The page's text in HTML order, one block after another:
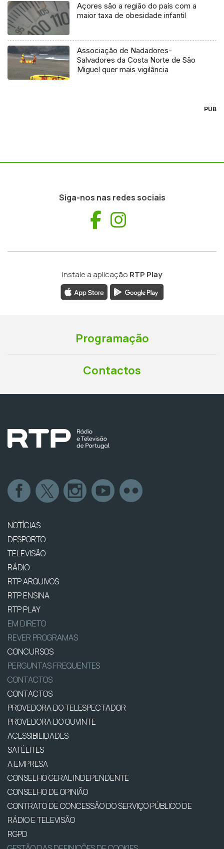
Açores são a região do país com a
maior taxa de obesidade infantil
Associação de Nadadores-
Salvadores da Costa Norte de São
Miguel quer mais vigilância
PUB
Siga-nos nas redes sociais
Facebook
Instale a aplicação RTP Play
Programação
Contactos
NOTÍCIAS
DESPORTO
TELEVISÃO
RÁDIO
RTP ARQUIVOS
RTP ENSINA
RTP PLAY
EM DIRETO
REVER PROGRAMAS
CONCURSOS
PERGUNTAS FREQUENTES
CONTACTOS
CONTACTOS
PROVEDORA DO TELESPECTADOR
PROVEDORA DO OUVINTE
ACESSIBILIDADES
SATÉLITES
A EMPRESA
CONSELHO GERAL INDEPENDENTE
CONSELHO DE OPINIÃO
CONTRATO DE CONCESSÃO DO SERVIÇO PÚBLICO DE
RÁDIO E TELEVISÃO
RGPD